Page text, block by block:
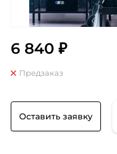
6 840 ₽
Предзаказ
Оставить заявку